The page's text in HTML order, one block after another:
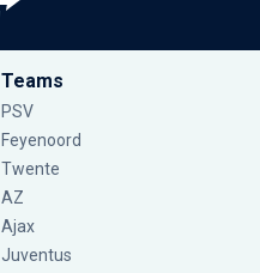
Teams
PSV
Feyenoord
Twente
AZ
Ajax
Juventus